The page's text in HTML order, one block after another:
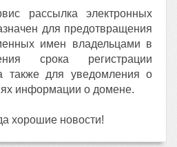
рассылка электронных
для предотвращения
имен владельцами в
срока регистрации
также для уведомления о
информации о домене.
хорошие новости!